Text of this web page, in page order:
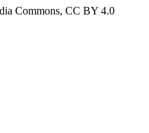
Commons, CC BY 4.0